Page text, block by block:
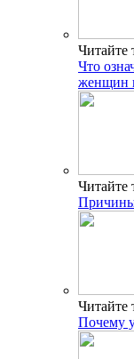
Читайте
Что
женщин
Читайте
Читайте
Почему